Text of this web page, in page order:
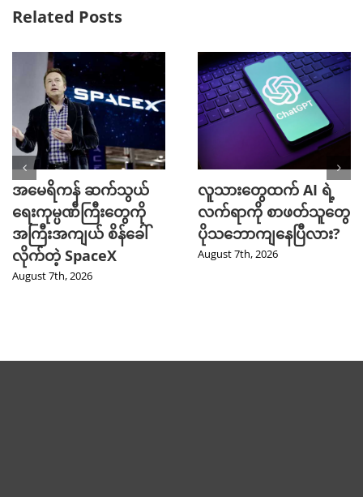
Related Posts
အမေရိကန် ဆက်သွယ်
ရေးကုမ္ပဏီကြီးတွေကို
အကြီးအကျယ် စိန်ခေါ်
လိုက်တဲ့ SpaceX
August 7th, 2026
လူသားတွေထက် AI ရဲ့
လက်ရာကို စာဖတ်သူတွေ
ပိုသဘောကျနေပြီလား?
August 7th, 2026